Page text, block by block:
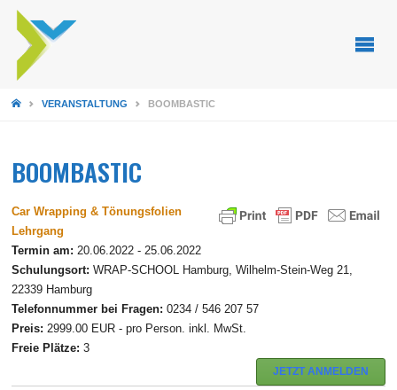
STARTSEITE
VERANSTALTUNG BOOMBASTIC
BOOMBASTIC
Car Wrapping & Tönungsfolien
Lehrgang
Termin am: 20.06.2022 - 25.06.2022
Schulungsort: WRAP-SCHOOL Hamburg, Wilhelm-Stein-Weg 21,
22339 Hamburg
Telefonnummer bei Fragen: 0234 / 546 207 57
Preis: 2999.00 EUR - pro Person. inkl. MwSt.
Freie Plätze: 3
JETZT ANMELDEN